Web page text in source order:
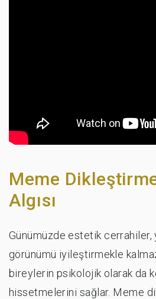
Meme
Algısı
Günümüzde estetik cerrahiler,
görünümü iyileştirmekle
bireylerin psikolojik olarak da
hissetmelerini sağlar. Meme